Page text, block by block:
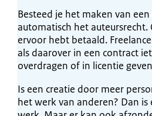
Besteed je het maken van
automatisch het
ervoor hebt betaald.
als daarover in een contract
overdragen of in licentie
Is een creatie door meer
het werk van anderen? Dan